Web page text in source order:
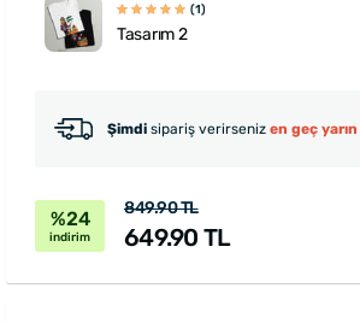
(1)
Tasarım 2
Şimdi sipariş verirseniz en geç yarın
%24
indirim
849.90 TL
649.90 TL